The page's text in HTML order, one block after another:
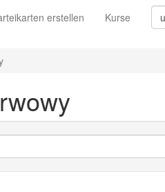
erstellen Kurse